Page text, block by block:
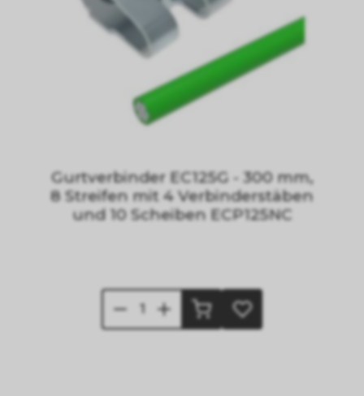
Gurtverbinder EC125G - 300 mm,
8 Streifen mit 4 Verbinderstäben
und 10 Scheiben ECP125NC